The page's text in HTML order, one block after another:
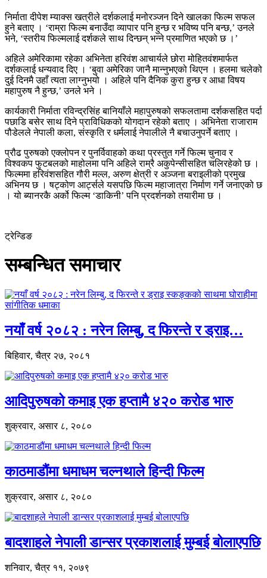
निर्माता दीपेश म्याक्स खत्रीले दर्शकलाई मनोरञ्जन दिने खालका फिल्म सफल
हुने बताए । ‘राम्रा फिल्म बनाउँदा व्यापार पनि हुन्छ र भविष्य पनि बन्छ,’ उनले
भने, ‘स्तरीय फिल्मलाई दर्शकले साथ दिन्छन् भन्ने प्रमाणित भएको छ ।’
अहिले अमेरिकामा रहेका अभिनेता हरिवंश आचार्यले छोरा मोहितवंशमार्फत
दर्शकलाई धन्यवाद दिए । ‘बुवा अमेरिका जानै मान्नुभएको थिएन । हलमा चलेको
दुई दिनमै उहाँ त्यता लाग्नुभयो । अहिले पनि दैनिक कुरा हुन्छ र आधा विषय
महापुरुष नै हुन्छ,’ उनले भने ।
कार्यकारी निर्माता रविन्द्रसिंह बानियाँले महापुरुषको सफलतामा दर्शकसहित पर्दा
पछाडि बसेर साथ दिने प्राविधिकको योगदान रहेको बताए । अभिनेता राजाराम
पौडेलले नेपाली कला, संस्कृति र धर्मलाई नेपालीले नै बचाउनुपर्ने बताए ।
प्रौढ पुरुषको एक्लोपन र पुनर्विवाहको कथा प्रस्तुत गर्ने फिल्म चुनाव र
विश्वकप फुटबलको माहोलमा पनि अहिले राम्रै अकुपेन्सीसहित चलिरहेको छ ।
फिल्ममा हरिवंशसहित गौरी मल्ल, अरुण क्षेत्री र अञ्जना बराइलीको प्रमुख
अभिनय छ । षट्कोण आर्ट्सले यसपछि फिल्म महाजात्रा निर्माण गर्ने जनाएको छ
। यो ब्यानरकै अर्को फिल्म ‘डाकिनी’ पनि प्रदर्शनको तयारीमा छ ।
ट्रेन्डिङ
सम्बन्धित समाचार
नयाँ वर्ष २०८२ : नरेन लिम्बु, द फिरन्ते र ड्राइ…
बिहिवार, चैत्र २७, २०८१
आदिपुरुषको कमाइ एक हप्तामै ४२० करोड भारु
शुक्रवार, असार ८, २०८०
काठमाडौंमा धमाधम चल्नथाले हिन्दी फिल्म
शुक्रवार, असार ८, २०८०
बादशाहले नेपाली डान्सर प्रकाशलाई मुम्बई बोलाएपछि
शनिवार, चैत्र ११, २०७९